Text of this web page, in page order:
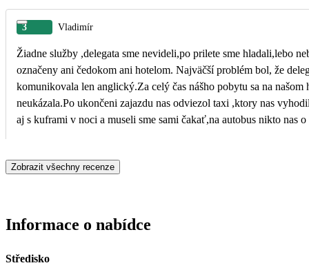
3 Vladimír
Žiadne služby ,delegata sme nevideli,po prilete sme hladali,lebo
označeny ani čedokom ani hotelom. Najväčší problém bol, že
komunikovala len anglický.Za celý čas nášho pobytu sa na našom
neukázala.Po ukončeni zajazdu nas odviezol taxi ,ktory nas
aj s kuframi v noci a museli sme sami čakať,na autobus nikto nas o
Zobrazit všechny recenze
Informace o nabídce
Středisko